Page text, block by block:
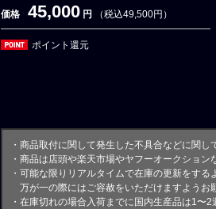
価格 45,000 円 （税込49,500円）
ポイント還元
・商品取付に関して発生した不具合などに関し
・商品は店頭や楽天市場やヤフーオークショ
・可能な限りリアルタイムで在庫の更新をす
万が一の際にはご容赦をいただけますようお
・在庫切れの場合入荷までに国内生産品は1〜